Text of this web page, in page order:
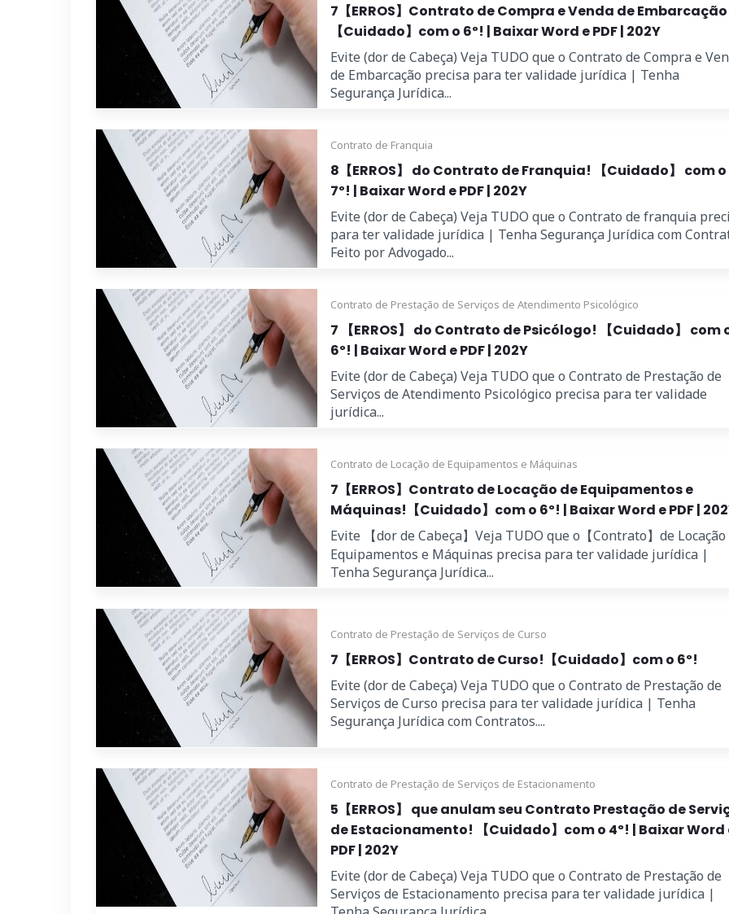
7【ERROS】Contrato de Compra e Venda de
【Cuidado】com o 6º! | Baixar Word e PDF | 202Y
Evite (dor de Cabeça) Veja TUDO que o Contrato de Compra e
de Embarcação precisa para ter validade jurídica | Tenha
Segurança Jurídica...
Contrato de Franquia
8【ERROS】 do Contrato de Franquia! 【Cuidado】 com o
7º! | Baixar Word e PDF | 202Y
Evite (dor de Cabeça) Veja TUDO que o Contrato de franquia
para ter validade jurídica | Tenha Segurança Jurídica com
Feito por Advogado...
Contrato de Prestação de Serviços de Atendimento Psicológico
7 【ERROS】 do Contrato de Psicólogo! 【Cuidado】 com
6º! | Baixar Word e PDF | 202Y
Evite (dor de Cabeça) Veja TUDO que o Contrato de Prestação de
Serviços de Atendimento Psicológico precisa para ter validade
jurídica...
Contrato de Locação de Equipamentos e Máquinas
7【ERROS】Contrato de Locação de Equipamentos e
Máquinas!【Cuidado】com o 6º! | Baixar Word e PDF |
Evite 【dor de Cabeça】Veja TUDO que o【Contrato】de Locação
Equipamentos e Máquinas precisa para ter validade jurídica |
Tenha Segurança Jurídica...
Contrato de Prestação de Serviços de Curso
7【ERROS】Contrato de Curso!【Cuidado】com o 6º!
Evite (dor de Cabeça) Veja TUDO que o Contrato de Prestação de
Serviços de Curso precisa para ter validade jurídica | Tenha
Segurança Jurídica com Contratos....
Contrato de Prestação de Serviços de Estacionamento
5【ERROS】 que anulam seu Contrato Prestação de
de Estacionamento! 【Cuidado】com o 4º! | Baixar Word
PDF | 202Y
Evite (dor de Cabeça) Veja TUDO que o Contrato de Prestação de
Serviços de Estacionamento precisa para ter validade jurídica |